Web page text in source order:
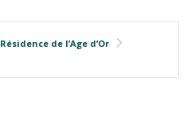
Résidence de l’Age d’Or